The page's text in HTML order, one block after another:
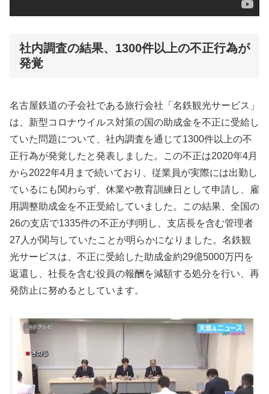
社内調査の結果、1300件以上の不正行為が
発覚
名古屋鉄道の子会社である旅行会社「名鉄観光サービス」
は、新型コロナウイルス対策の国の助成金を不正に受給し
ていた問題について、社内調査を通じて1300件以上の不
正行為が発覚したと発表しました。この不正は2020年4月
から2022年4月まで続いており、従業員が実際には出勤し
ているにも関わらず、休業や教育訓練日として申請し、雇
用調整助成金を不正受給していました。この結果、全国の
26の支店で1335件の不正が判明し、支店長を含む管理者
27人が関与していたことが明らかになりました。名鉄観
光サービスは、不正に受給した助成金約29億5000万円を
返還し、社長を含む役員の報酬を減額する処分を行い、再
発防止に努めるとしています。